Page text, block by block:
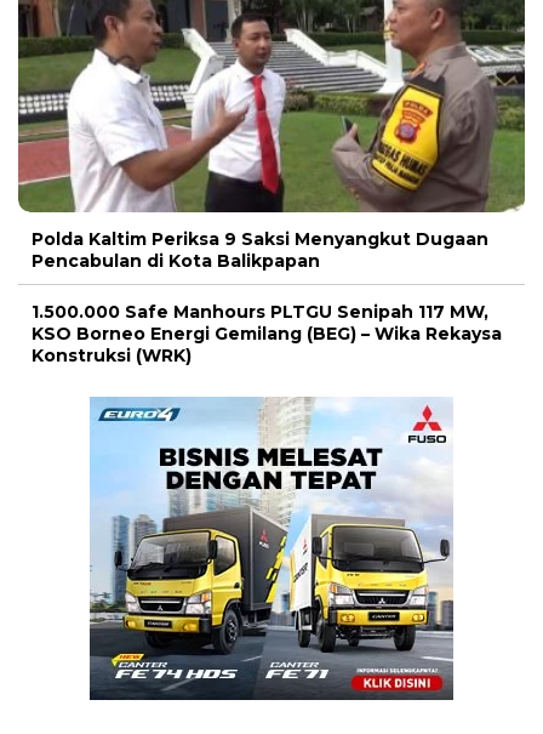
Polda Kaltim Periksa 9 Saksi Menyangkut Dugaan
Pencabulan di Kota Balikpapan
1.500.000 Safe Manhours PLTGU Senipah 117 MW,
KSO Borneo Energi Gemilang (BEG) – Wika Rekaysa
Konstruksi (WRK)